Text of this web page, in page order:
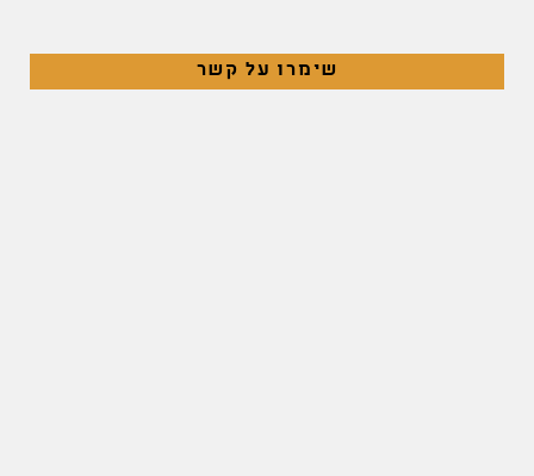
שימרו על קשר